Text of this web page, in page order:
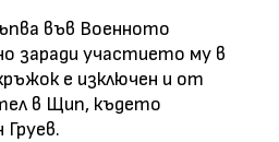
във Военното
заради участието му в
е изключен и от
в Щип, където